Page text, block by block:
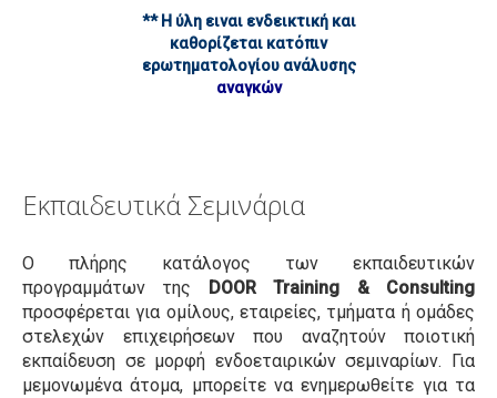
** Η ύλη ειναι ενδεικτική και
καθορίζεται κατόπιν
ερωτηματολογίου ανάλυσης
αναγκών
Εκπαιδευτικά Σεμινάρια
Ο πλήρης κατάλογος των εκπαιδευτικών
προγραμμάτων της
DOOR Training & Consulting
προσφέρεται για ομίλους, εταιρείες, τμήματα ή ομάδες
στελεχών επιχειρήσεων που αναζητούν ποιοτική
εκπαίδευση σε μορφή ενδοεταιρικών σεμιναρίων. Για
μεμονωμένα άτομα, μπορείτε να ενημερωθείτε για τα